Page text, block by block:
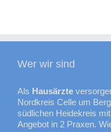
Wer wir sind
Als Hausärzte
Nordkreis Celle um
südlichen Heidekreis
Angebot in 2 Praxen.